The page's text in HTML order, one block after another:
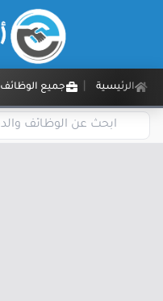
الرئيسية جميع الوظائف